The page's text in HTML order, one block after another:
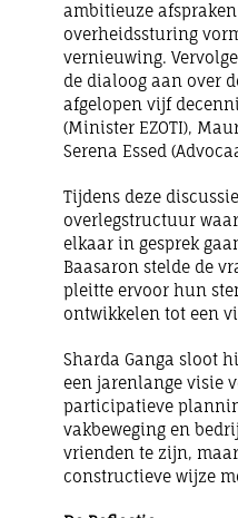
ambitieuze
overheidssturing
vernieuwing.
de dialoog aan over
afgelopen vijf
(Minister EZOTI),
Serena Essed
Tijdens deze
overlegstructuur
elkaar in gesprek
Baasaron stelde de
pleitte ervoor hun
ontwikkelen tot een
Sharda Ganga sloot
een jarenlange visie
participatieve
vakbeweging en
vrienden te zijn,
constructieve wijze